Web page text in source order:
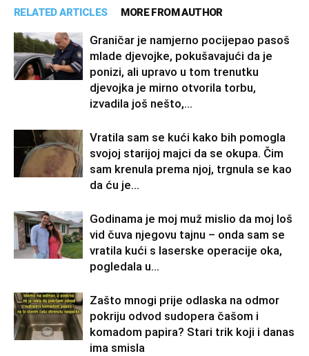
RELATED ARTICLES MORE FROM AUTHOR
Graničar je namjerno pocijepao pasoš
mlade djevojke, pokušavajući da je
ponizi, ali upravo u tom trenutku
djevojka je mirno otvorila torbu,
izvadila još nešto,...
Vratila sam se kući kako bih pomogla
svojoj starijoj majci da se okupa. Čim
sam krenula prema njoj, trgnula se kao
da ću je...
Godinama je moj muž mislio da moj loš
vid čuva njegovu tajnu – onda sam se
vratila kući s laserske operacije oka,
pogledala u...
Zašto mnogi prije odlaska na odmor
pokriju odvod sudopera čašom i
komadom papira? Stari trik koji i danas
ima smisla